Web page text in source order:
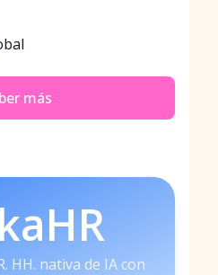
más
HH. nativa de IA con